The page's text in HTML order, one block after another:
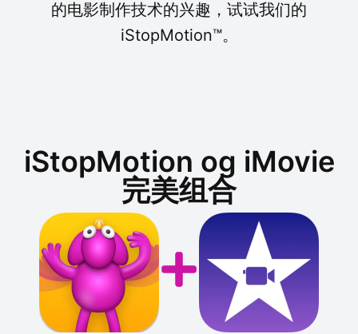
的电影制作技术的兴趣，试试我们的
iStopMotion™。
iStopMotion og iMovie
完美组合